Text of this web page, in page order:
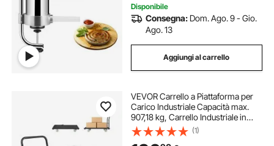
Disponibile
Consegna: Dom. Ago. 9 - Gio.
Ago. 13
Aggiungi al carrello
VEVOR Carrello a Piattaforma per
Carico Industriale Capacità max.
907,18 kg, Carrello Industriale in
Acciaio con Ruote Girevoli e
Maniglia, Pianale a Spinta Manuale
(1)